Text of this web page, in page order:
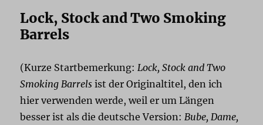
Lock, Stock and Two Smoking
Barrels
(Kurze Startbemerkung: Lock, Stock and Two
Smoking Barrels ist der Originaltitel, den ich
hier verwenden werde, weil er um Längen
besser ist als die deutsche Version: Bube, Dame,